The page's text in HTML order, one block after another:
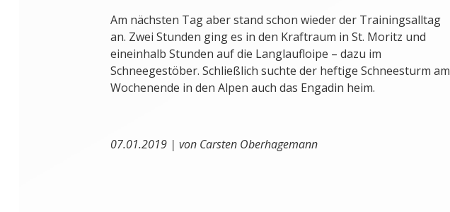
Am nächsten Tag aber stand schon wieder der Trainingsalltag
an. Zwei Stunden ging es in den Kraftraum in St. Moritz und
eineinhalb Stunden auf die Langlaufloipe – dazu im
Schneegestöber. Schließlich suchte der heftige Schneesturm am
Wochenende in den Alpen auch das Engadin heim.
07.01.2019 | von Carsten Oberhagemann